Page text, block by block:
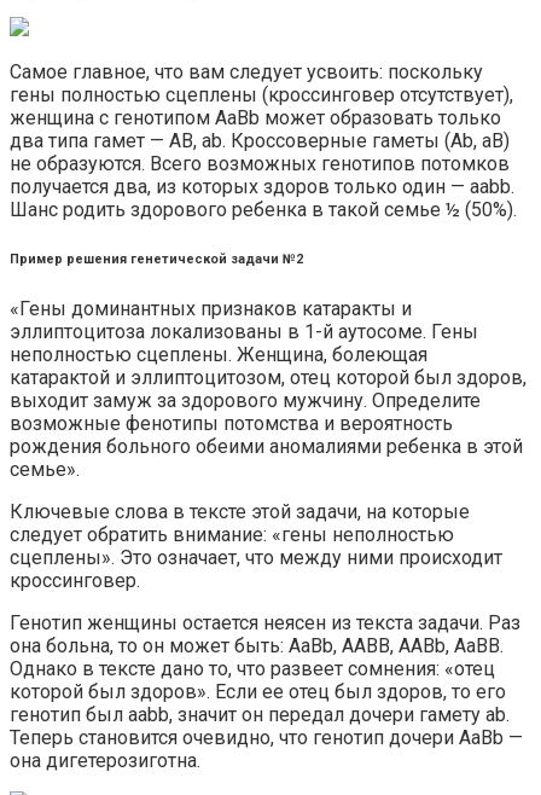
Самое главное, что вам следует усвоить: поскольку
гены полностью сцеплены (кроссинговер отсутствует),
женщина с генотипом AaBb может образовать только
два типа гамет — AB, ab. Кроссоверные гаметы (Ab, aB)
не образуются. Всего возможных генотипов потомков
получается два, из которых здоров только один — aabb.
Шанс родить здорового ребенка в такой семье ½ (50%).
Пример решения генетической задачи №2
«Гены доминантных признаков катаракты и
эллиптоцитоза локализованы в 1-й аутосоме. Гены
неполностью сцеплены. Женщина, болеющая
катарактой и эллиптоцитозом, отец которой был здоров,
выходит замуж за здорового мужчину. Определите
возможные фенотипы потомства и вероятность
рождения больного обеими аномалиями ребенка в этой
семье».
Ключевые слова в тексте этой задачи, на которые
следует обратить внимание: «гены неполностью
сцеплены». Это означает, что между ними происходит
кроссинговер.
Генотип женщины остается неясен из текста задачи. Раз
она больна, то он может быть: AaBb, AABB, AABb, AaBB.
Однако в тексте дано то, что развеет сомнения: «отец
которой был здоров». Если ее отец был здоров, то его
генотип был aabb, значит он передал дочери гамету ab.
Теперь становится очевидно, что генотип дочери AaBb —
она дигетерозиготна.